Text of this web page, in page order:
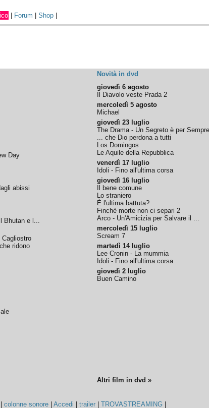
Forum |Shop
Novità in dvd
Day
abissi
Bhutan e l...
ridono
giovedì 6 agosto
Il Diavolo veste Prada 2
mercoledì 5 agosto
Michael
giovedì 23 luglio
The Drama - Un Segreto è per Sempre
... che Dio perdona a tutti
Los Domingos
Le Aquile della Repubblica
venerdì 17 luglio
Idoli - Fino all'ultima corsa
giovedì 16 luglio
Il bene comune
Lo straniero
È l'ultima battuta?
Finchè morte non ci separi 2
Arco - Un'Amicizia per Salvare il ...
mercoledì 15 luglio
Scream 7
martedì 14 luglio
Lee Cronin - La mummia
Idoli - Fino all'ultima corsa
giovedì 2 luglio
Buen Camino
Altri film in dvd »
|colonne sonore |Accedi |trailer |TROVASTREAMING